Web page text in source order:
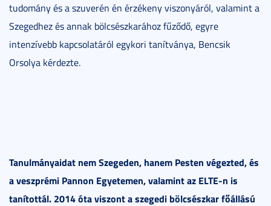
tudomány és a szuverén én érzékeny viszonyáról, valamint a
Szegedhez és annak bölcsészkarához fűződő, egyre
intenzívebb kapcsolatáról egykori tanítványa, Bencsik
Orsolya kérdezte.
Tanulmányaidat nem Szegeden, hanem Pesten végezted, és
a veszprémi Pannon Egyetemen, valamint az ELTE-n is
tanítottál. 2014 óta viszont a szegedi bölcsészkar főállású